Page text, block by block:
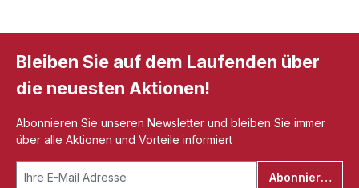
Bleiben Sie auf dem Laufenden über
die neuesten Aktionen!
Abonnieren Sie unseren Newsletter und bleiben Sie immer
über alle Aktionen und Vorteile informiert
Abonnieren